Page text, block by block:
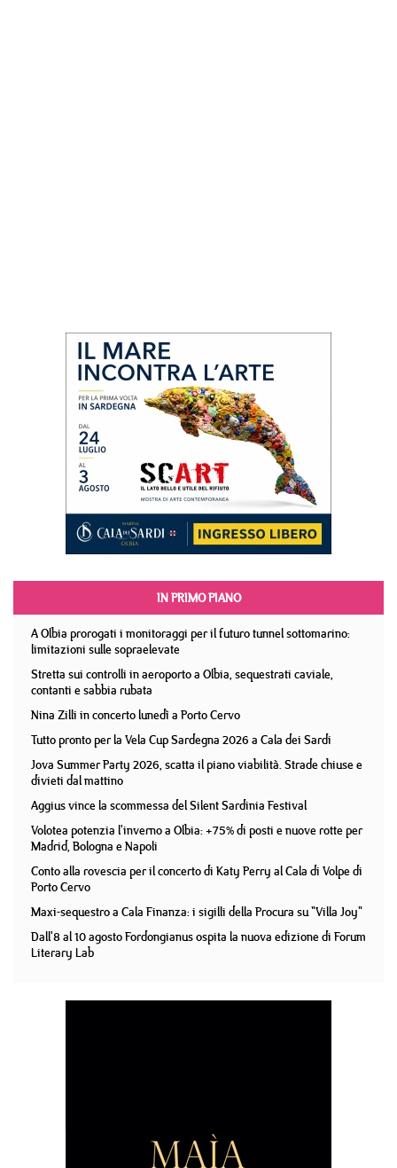
IN PRIMO PIANO
A Olbia prorogati i monitoraggi per il futuro tunnel sottomarino:
limitazioni sulle sopraelevate
Stretta sui controlli in aeroporto a Olbia, sequestrati caviale,
contanti e sabbia rubata
Nina Zilli in concerto lunedì a Porto Cervo
Tutto pronto per la Vela Cup Sardegna 2026 a Cala dei Sardi
Jova Summer Party 2026, scatta il piano viabilità. Strade chiuse e
divieti dal mattino
Aggius vince la scommessa del Silent Sardinia Festival
Volotea potenzia l'inverno a Olbia: +75% di posti e nuove rotte per
Madrid, Bologna e Napoli
Conto alla rovescia per il concerto di Katy Perry al Cala di Volpe di
Porto Cervo
Maxi-sequestro a Cala Finanza: i sigilli della Procura su "Villa Joy"
Dall'8 al 10 agosto Fordongianus ospita la nuova edizione di Forum
Literary Lab